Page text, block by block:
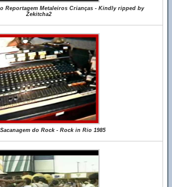
Reportagem Metaleiros Crianças - Kindly ripped by
Zekitcha2
do Rock - Rock in Rio 1985